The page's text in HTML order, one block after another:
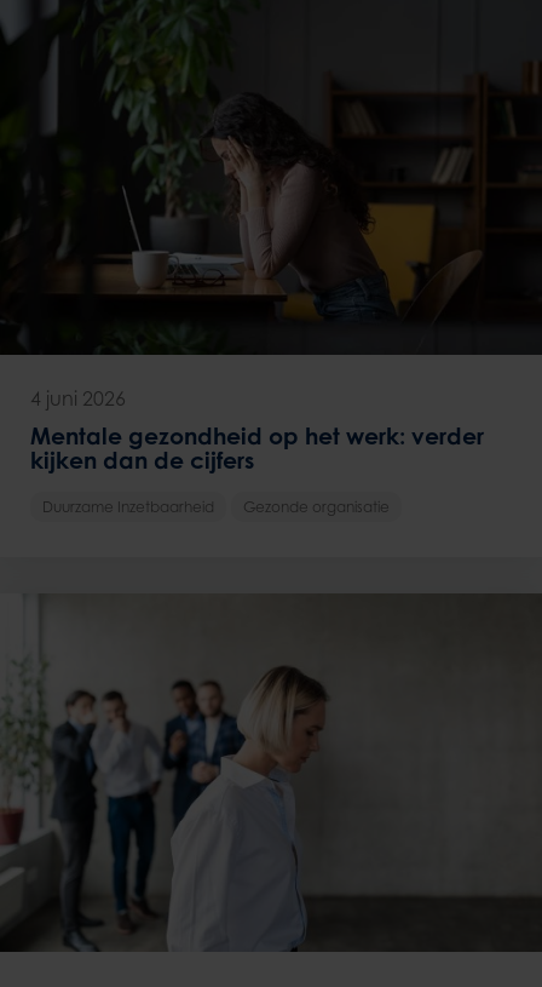
4 juni 2026
Mentale gezondheid op het werk: verder
kijken dan de cijfers
Duurzame Inzetbaarheid Gezonde organisatie